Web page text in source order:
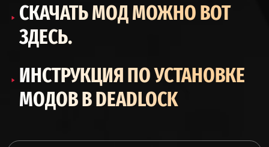
СКАЧАТЬ МОД МОЖНОВОТ
ЗДЕСЬ.
ИНСТРУКЦИЯ ПО УСТАНОВКЕ
МОДОВ В DEADLOCK